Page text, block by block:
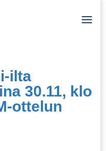
ilta
30.11, klo
ottelun